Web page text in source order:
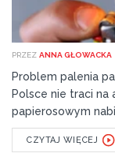
PRZEZ ANNA GŁOWACKA
Problem palenia
Polsce nie traci na
papierosowym
CZYTAJ WIĘCEJ